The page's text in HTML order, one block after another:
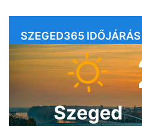
SZEGED365 IDŐJÁRÁS
Szeged